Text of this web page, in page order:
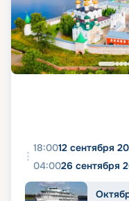
18:0012 сентября
04:0026 сентября